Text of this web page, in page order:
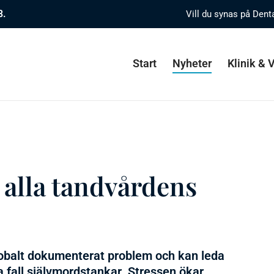
Vill du synas på
Start Nyheter Klinik &
tandvårdens
dokumenterat problem och kan leda